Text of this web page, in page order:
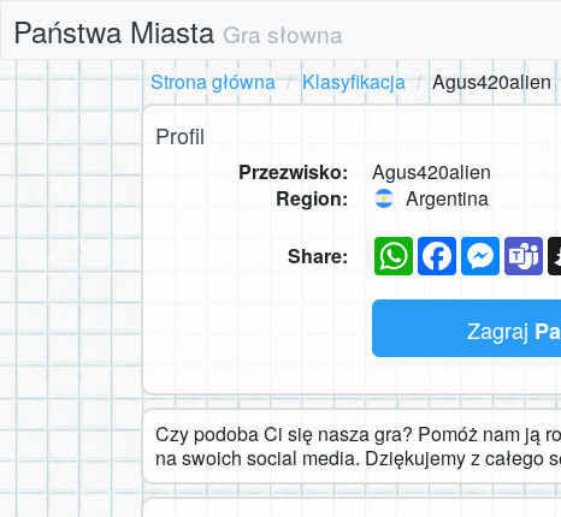
Państwa Miasta Gra słowna
Strona główna
Klasyfikacja Agus420alien
Profil
Przezwisko:
Agus420alien
Region:
Argentina
Share: WhatsAppFacebook
Zagraj
Czy podoba Ci się nasza gra? Pomóż nam ją
na swoich social media. Dziękujemy z całego